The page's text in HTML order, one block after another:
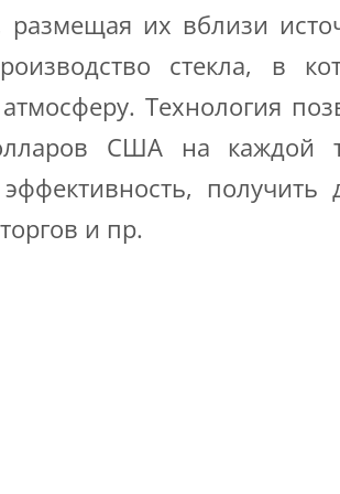
размещая их вблизи
стекла, в
Технология
США на каждой
получить
и пр.